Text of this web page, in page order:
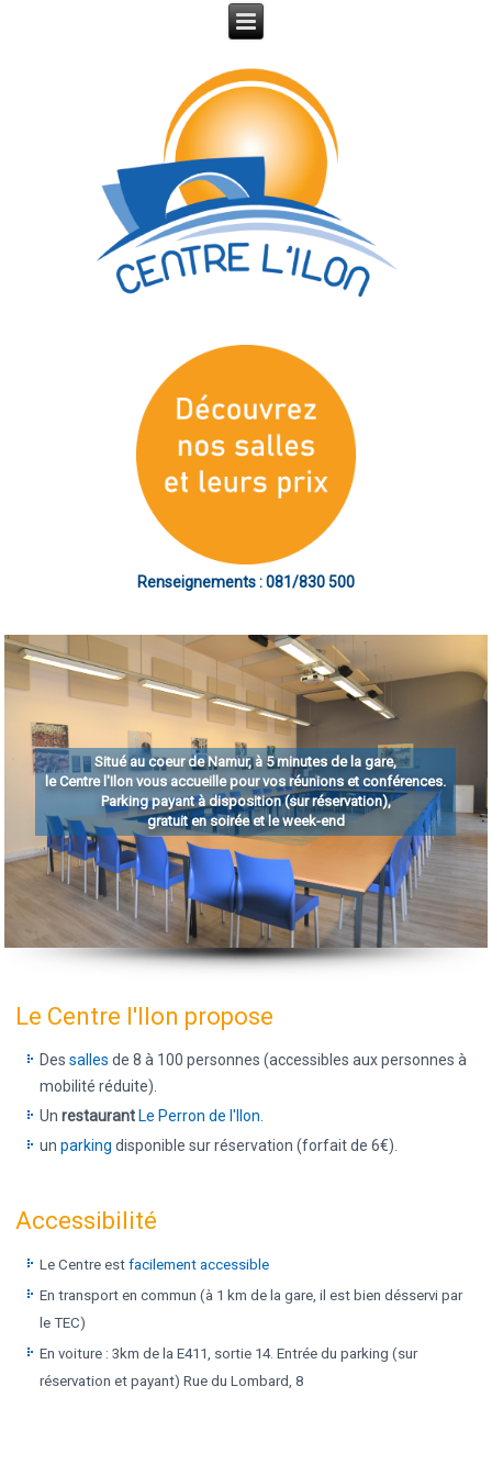
Renseignements : 081/830 500
Situé au coeur de Namur, à 5 minutes de la gare,
le Centre l'Ilon vous accueille pour vos réunions et conférences.
Parking payant à disposition (sur réservation),
gratuit en soirée et le week-end
Le Centre l'Ilon propose
Dessalles de 8 à 100 personnes (accessibles aux personnes à
mobilité réduite).
Unrestaurant Le Perron de l'Ilon
unparking disponible sur réservation (forfait de 6€).
Accessibilité
Le Centre estfacilement accessible
En transport en commun (à 1 km de la gare, il est bien désservi par
le TEC)
En voiture : 3km de la E411, sortie 14. Entrée du parking (sur
réservation et payant) Rue du Lombard, 8